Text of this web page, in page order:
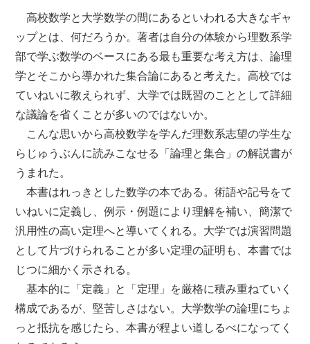
FAXで注文
FAX注文用紙（PDF）
高校数学と大学数学の間にあるといわれる大きなギャ
ップとは、何だろうか。著者は自分の体験から理数系学
部で学ぶ数学のベースにある最も重要な考え方は、論理
学とそこから導かれた集合論にあると考えた。高校では
ていねいに教えられず、大学では既習のこととして詳細
な議論を省くことが多いのではないか。
こんな思いから高校数学を学んだ理数系志望の学生な
らじゅうぶんに読みこなせる「論理と集合」の解説書が
うまれた。
本書はれっきとした数学の本である。術語や記号をて
いねいに定義し、例示・例題により理解を補い、簡潔で
汎用性の高い定理へと導いてくれる。大学では演習問題
として片づけられることが多い定理の証明も、本書では
じつに細かく示される。
基本的に「定義」と「定理」を厳格に積み重ねていく
構成であるが、堅苦しさはない。大学数学の論理にちょ
っと抵抗を感じたら、本書が程よい道しるべになってく